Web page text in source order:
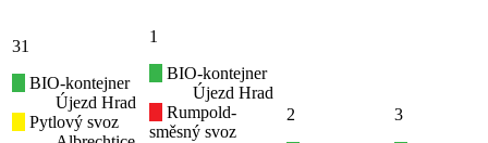
31
BIO-kontejner
Újezd Hrad
Pytlový svoz
1
BIO-kontejner
Újezd Hrad
Rumpold-
směsný svoz
2
3